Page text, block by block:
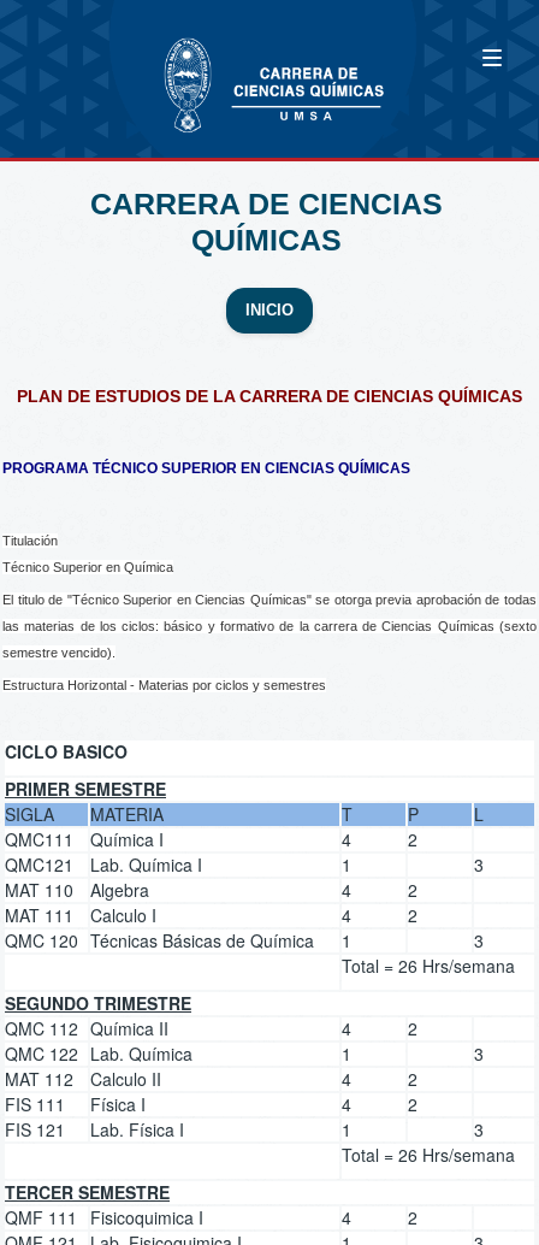
CARRERA DE CIENCIAS
QUÍMICAS
INICIO
PLAN DE ESTUDIOS DE LA CARRERA DE CIENCIAS QUÍMICAS
PROGRAMA TÉCNICO SUPERIOR EN CIENCIAS QUÍMICAS
Titulación
Técnico Superior en Química
El titulo de "Técnico Superior en Ciencias Químicas" se otorga previa aprobación de todas
las materias de los ciclos: básico y formativo de la carrera de Ciencias Químicas (sexto
semestre vencido).
Estructura Horizontal - Materias por ciclos y semestres
CICLO BASICO
PRIMER SEMESTRE
SIGLA
MATERIA T P
L
QMC111
Química I 4
2
QMC121
Lab. Química I 1
3
MAT 110
Algebra 4
2
MAT 111
Calculo I 4
2
QMC 120 Técnicas Básicas de Química 1
3
Total = 26 Hrs/semana
SEGUNDO TRIMESTRE
QMC 112 Química II 4
2
QMC 122 Lab. Química 1
3
MAT 112
Calculo II 4
2
FIS 111
Física I 4
2
FIS 121
Lab. Física I 1
3
Total = 26 Hrs/semana
TERCER SEMESTRE
QMF 111
Fisicoquimica I 4
2